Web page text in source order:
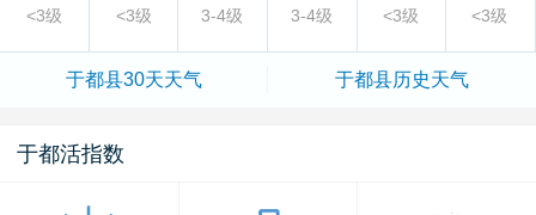
<3级
<3级 3-4级 3-4级 <3级 <3级
于都县30天天气 于都县历史天气
于都活指数